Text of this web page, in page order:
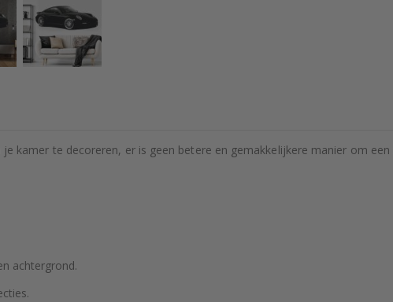
kamer te decoreren, er is geen betere en gemakkelijkere manier om
achtergrond.